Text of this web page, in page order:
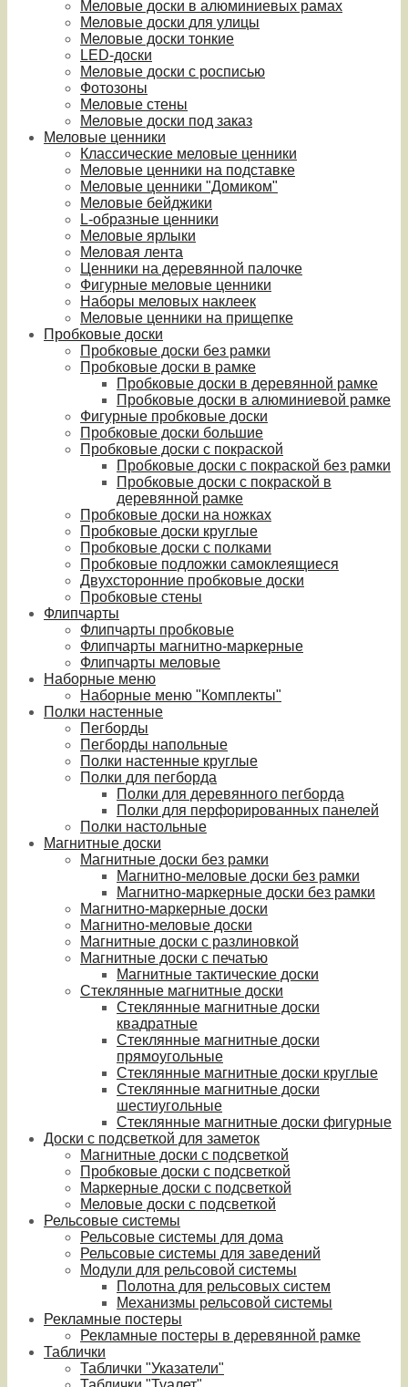
Меловые доски в алюминиевых рамах
Меловые доски для улицы
Меловые доски тонкие
LED-доски
Меловые доски с росписью
Фотозоны
Меловые стены
Меловые доски под заказ
Меловые ценники
Классические меловые ценники
Меловые ценники на подставке
Меловые ценники "Домиком"
Меловые бейджики
L-образные ценники
Меловые ярлыки
Меловая лента
Ценники на деревянной палочке
Фигурные меловые ценники
Наборы меловых наклеек
Меловые ценники на прищепке
Пробковые доски
Пробковые доски без рамки
Пробковые доски в рамке
Пробковые доски в деревянной рамке
Пробковые доски в алюминиевой рамке
Фигурные пробковые доски
Пробковые доски большие
Пробковые доски с покраской
Пробковые доски с покраской без рамки
Пробковые доски с покраской в
деревянной рамке
Пробковые доски на ножках
Пробковые доски круглые
Пробковые доски с полками
Пробковые подложки самоклеящиеся
Двухсторонние пробковые доски
Пробковые стены
Флипчарты
Флипчарты пробковые
Флипчарты магнитно-маркерные
Флипчарты меловые
Наборные меню
Наборные меню "Комплекты"
Полки настенные
Пегборды
Пегборды напольные
Полки настенные круглые
Полки для пегборда
Полки для деревянного пегборда
Полки для перфорированных панелей
Полки настольные
Магнитные доски
Магнитные доски без рамки
Магнитно-меловые доски без рамки
Магнитно-маркерные доски без рамки
Магнитно-маркерные доски
Магнитно-меловые доски
Магнитные доски с разлиновкой
Магнитные доски с печатью
Магнитные тактические доски
Стеклянные магнитные доски
Стеклянные магнитные доски
квадратные
Стеклянные магнитные доски
прямоугольные
Стеклянные магнитные доски круглые
Стеклянные магнитные доски
шестиугольные
Стеклянные магнитные доски фигурные
Доски с подсветкой для заметок
Магнитные доски с подсветкой
Пробковые доски с подсветкой
Маркерные доски с подсветкой
Меловые доски с подсветкой
Рельсовые системы
Рельсовые системы для дома
Рельсовые системы для заведений
Модули для рельсовой системы
Полотна для рельсовых систем
Механизмы рельсовой системы
Рекламные постеры
Рекламные постеры в деревянной рамке
Таблички
Таблички "Указатели"